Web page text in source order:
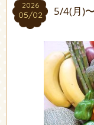
2026
05/02
2026
05/02 5/4(月)